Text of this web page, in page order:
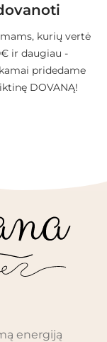
kurių vertė
ir daugiau -
pridedame
DOVANĄ!
energiją